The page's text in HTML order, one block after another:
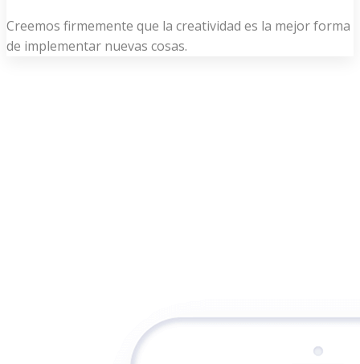
Creemos firmemente que la creatividad es la mejor forma
de implementar nuevas cosas.